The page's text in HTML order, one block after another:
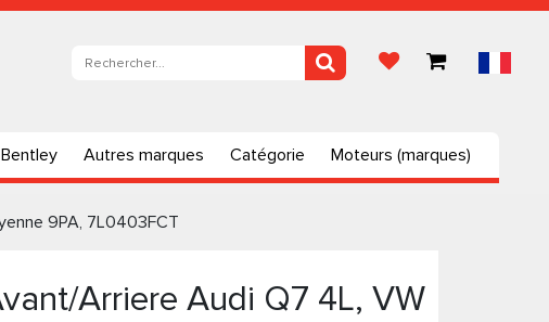
Bentley Autres marques Catégorie Moteurs (marques)
9PA, 7L0403FCT
Arriere Audi Q7 4L, VW